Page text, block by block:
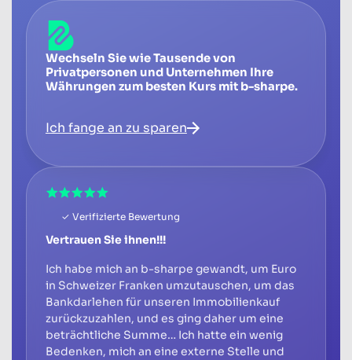
Wechseln Sie wie Tausende von
Privatpersonen und Unternehmen Ihre
Währungen zum besten Kurs mit b-sharpe.
Ich fange an zu sparen
✓ Verifizierte Bewertung
Vertrauen Sie ihnen!!!
Ich habe mich an b-sharpe gewandt, um Euro
in Schweizer Franken umzutauschen, um das
Bankdarlehen für unseren Immobilienkauf
zurückzuzahlen, und es ging daher um eine
beträchtliche Summe… Ich hatte ein wenig
Bedenken, mich an eine externe Stelle und